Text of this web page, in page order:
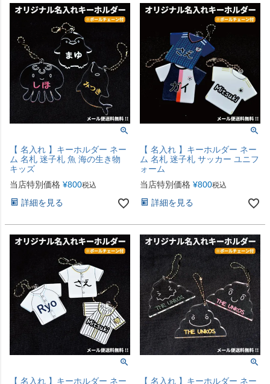
【 名入れ 】キーホルダー ネー
ム 名札 迷子札 魚 海の生き物
キッズ
当店特別価格 ¥800税込
詳細を見る
【 名入れ 】キーホルダー ネー
ム 名札 迷子札 サッカー ユニフ
ォーム
当店特別価格 ¥800税込
詳細を見る
【 名入れ 】キーホルダー ネー 【 名入れ 】キーホルダー ネー